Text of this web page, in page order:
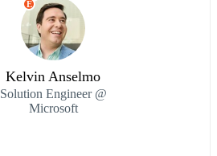
E
Kelvin Anselmo
Solution Engineer @
Microsoft